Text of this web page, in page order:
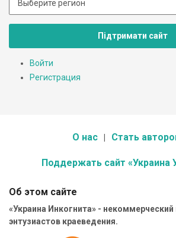
Підтримати сайт
Войти
Регистрация
О нас Стать
Поддержать сайт «Украина
Об этом сайте
«Украина Инкогнита» - некоммерческий
энтузиастов краеведения.